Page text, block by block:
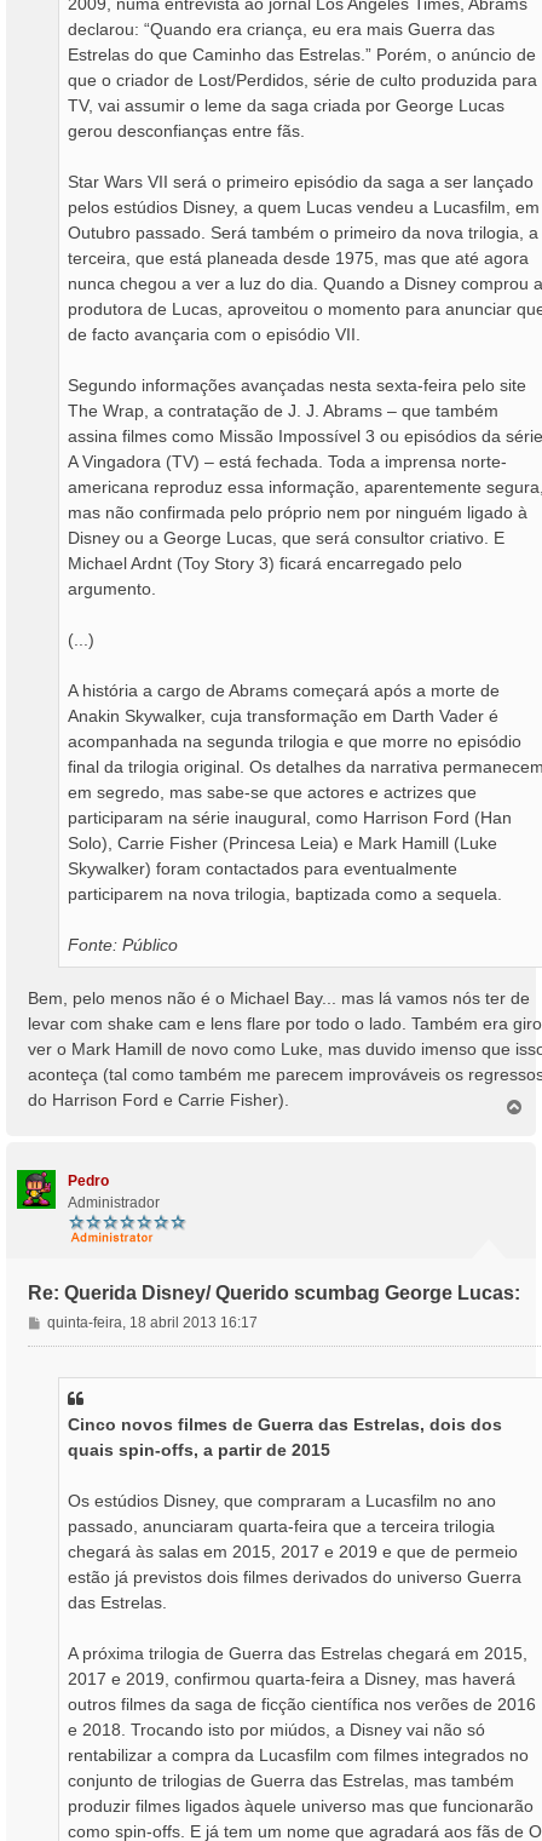
2009, numa entrevista ao jornal Los Angeles Times, Abrams
declarou: “Quando era criança, eu era mais Guerra das
Estrelas do que Caminho das Estrelas.” Porém, o anúncio de
que o criador de Lost/Perdidos, série de culto produzida para
TV, vai assumir o leme da saga criada por George Lucas
gerou desconfianças entre fãs.
Star Wars VII será o primeiro episódio da saga a ser lançado
pelos estúdios Disney, a quem Lucas vendeu a Lucasfilm, em
Outubro passado. Será também o primeiro da nova trilogia, a
terceira, que está planeada desde 1975, mas que até agora
nunca chegou a ver a luz do dia. Quando a Disney comprou a
produtora de Lucas, aproveitou o momento para anunciar
de facto avançaria com o episódio VII.
Segundo informações avançadas nesta sexta-feira pelo site
The Wrap, a contratação de J. J. Abrams – que também
assina filmes como Missão Impossível 3 ou episódios da série
A Vingadora (TV) – está fechada. Toda a imprensa norte-
americana reproduz essa informação, aparentemente
mas não confirmada pelo próprio nem por ninguém ligado à
Disney ou a George Lucas, que será consultor criativo. E
Michael Ardnt (Toy Story 3) ficará encarregado pelo
argumento.
(...)
A história a cargo de Abrams começará após a morte de
Anakin Skywalker, cuja transformação em Darth Vader é
acompanhada na segunda trilogia e que morre no episódio
final da trilogia original. Os detalhes da narrativa
em segredo, mas sabe-se que actores e actrizes que
participaram na série inaugural, como Harrison Ford (Han
Solo), Carrie Fisher (Princesa Leia) e Mark Hamill (Luke
Skywalker) foram contactados para eventualmente
participarem na nova trilogia, baptizada como a sequela.
Fonte: Público
Bem, pelo menos não é o Michael Bay... mas lá vamos nós ter de
levar com shake cam e lens flare por todo o lado. Também era giro
ver o Mark Hamill de novo como Luke, mas duvido imenso que
aconteça (tal como também me parecem improváveis os
do Harrison Ford e Carrie Fisher).
Pedro
Administrador
Re: Querida Disney/ Querido scumbag George Lucas:
M
e
quinta-feira, 18 abril 2013 16:17
Cinco novos filmes de Guerra das Estrelas, dois dos
quais spin-offs, a partir de 2015
Os estúdios Disney, que compraram a Lucasfilm no ano
passado, anunciaram quarta-feira que a terceira trilogia
chegará às salas em 2015, 2017 e 2019 e que de permeio
estão já previstos dois filmes derivados do universo Guerra
das Estrelas.
A próxima trilogia de Guerra das Estrelas chegará em 2015,
2017 e 2019, confirmou quarta-feira a Disney, mas haverá
outros filmes da saga de ficção científica nos verões de 2016
e 2018. Trocando isto por miúdos, a Disney vai não só
rentabilizar a compra da Lucasfilm com filmes integrados no
conjunto de trilogias de Guerra das Estrelas, mas também
produzir filmes ligados àquele universo mas que funcionarão
como spin-offs. E já tem um nome que agradará aos fãs de O